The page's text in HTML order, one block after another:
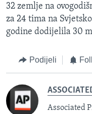
32 zemlje na
za 24 tima na
godine dodijelila 30
Podijeli
Associated